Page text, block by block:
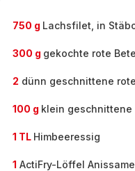
750 g Lachsfilet, in
300 g gekochte rote
2 dünn geschnittene
100 g klein geschnittene
1 TL Himbeeressig
1 ActiFry-Löffel